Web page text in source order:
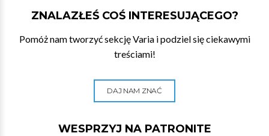
ZNALAZŁEŚ COŚ INTERESUJĄCEGO?
Pomóż nam tworzyć sekcję Varia i podziel się ciekawymi
treściami!
DAJ NAM ZNAĆ
WESPRZYJ NA PATRONITE